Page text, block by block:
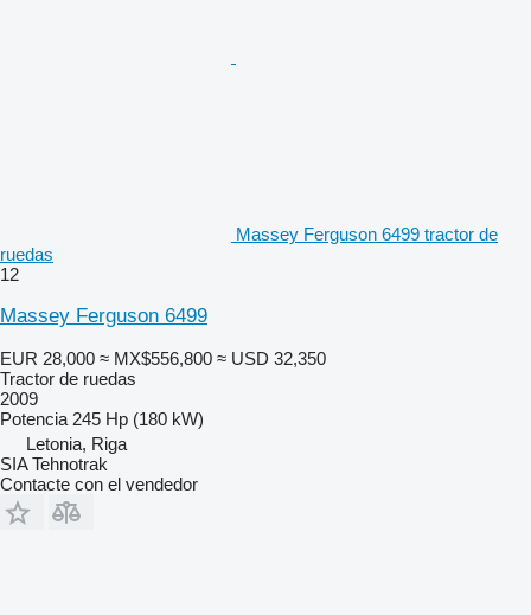
Massey Ferguson 6499 tractor de
ruedas
12
Massey Ferguson 6499
EUR 28,000 ≈ MX$556,800 ≈ USD 32,350
Tractor de ruedas
2009
Potencia 245 Hp (180 kW)
Letonia, Riga
SIA Tehnotrak
Contacte con el vendedor